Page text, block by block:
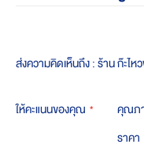
ส่งความคิดเห็นถึง : ร้าน ก๊ะไห
ให้คะแนนของคุณ คุณภ
ราคา